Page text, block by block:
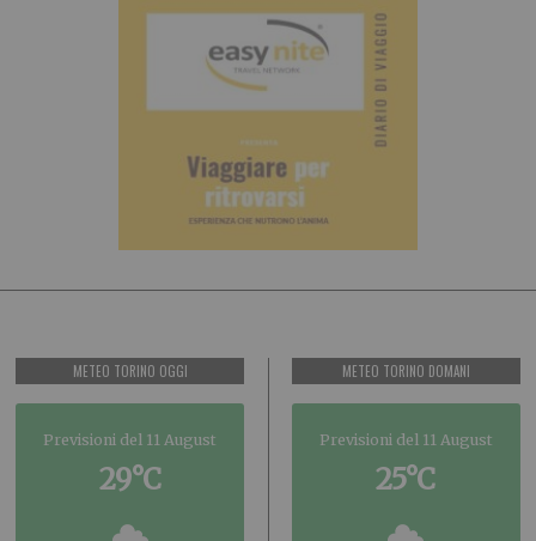
METEO TORINO OGGI
Previsioni del 11 August
29°C
METEO TORINO DOMANI
Previsioni del 11 August
25°C